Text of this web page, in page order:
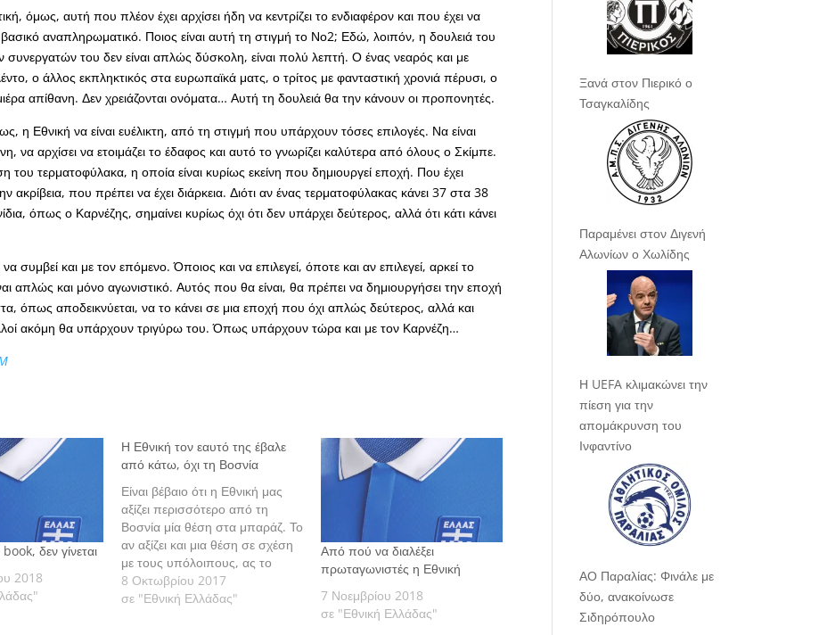
όμως, αυτή που πλέον έχει αρχίσει ήδη να κεντρίζει το ενδιαφέρον και που έχει να
αναπληρωματικό. Ποιος είναι αυτή τη στιγμή το Νο2; Εδώ, λοιπόν, η δουλειά του
συνεργατών του δεν είναι απλώς δύσκολη, είναι πολύ λεπτή. Ο ένας νεαρός και με
ο άλλος εκπληκτικός στα ευρωπαϊκά ματς, ο τρίτος με φανταστική χρονιά πέρυσι, ο
απίθανη. Δεν χρειάζονται ονόματα… Αυτή τη δουλειά θα την κάνουν οι προπονητές.
η Εθνική να είναι ευέλικτη, από τη στιγμή που υπάρχουν τόσες επιλογές. Να είναι
να αρχίσει να ετοιμάζει το έδαφος και αυτό το γνωρίζει καλύτερα από όλους ο Σκίμπε.
του τερματοφύλακα, η οποία είναι κυρίως εκείνη που δημιουργεί εποχή. Που έχει
ακρίβεια, που πρέπει να έχει διάρκεια. Διότι αν ένας τερματοφύλακας κάνει 37 στα 38
όπως ο Καρνέζης, σημαίνει κυρίως όχι ότι δεν υπάρχει δεύτερος, αλλά ότι κάτι κάνει
να συμβεί και με τον επόμενο. Όποιος και να επιλεγεί, όποτε και αν επιλεγεί, αρκεί το
απλώς και μόνο αγωνιστικό. Αυτός που θα είναι, θα πρέπει να δημιουργήσει την εποχή
όπως αποδεικνύεται, να το κάνει σε μια εποχή που όχι απλώς δεύτερος, αλλά και
ακόμη θα υπάρχουν τριγύρω του. Όπως υπάρχουν τώρα και με τον Καρνέζη…
δεν γίνεται
2018
Η Εθνική τον εαυτό της έβαλε
από κάτω, όχι τη Βοσνία
Είναι βέβαιο ότι η Εθνική μας
αξίζει περισσότερο από τη
Βοσνία μία θέση στα μπαράζ. Το
αν αξίζει και μια θέση σε σχέση
με τους υπόλοιπους, ας το
αποφασίσει το ποδόσφαιρο.
Γράφει ο Θοδωρής Τσούτσος.
8 Οκτωβρίου 2017
σε "Εθνική Ελλάδας"
Από πού να διαλέξει
πρωταγωνιστές η Εθνική
7 Νοεμβρίου 2018
σε "Εθνική Ελλάδας"
Ξανά στον Πιερικό ο
Τσαγκαλίδης
Παραμένει στον Διγενή
Αλωνίων ο Χωλίδης
Η UEFA κλιμακώνει την
πίεση για την
απομάκρυνση του
Ινφαντίνο
ΑΟ Παραλίας: Φινάλε με
δύο, ανακοίνωσε
Σιδηρόπουλο